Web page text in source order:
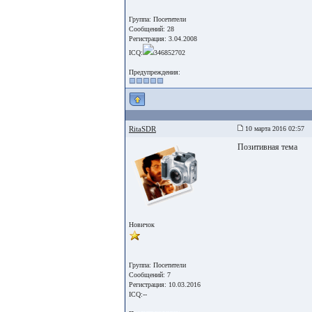
Группа: Посетители
Сообщений: 28
Регистрация: 3.04.2008
ICQ:
346852702
Предупреждения:
RitaSDR 10 марта 2016 02:57
Новичок
Группа: Посетители
Сообщений: 7
Регистрация: 10.03.2016
ICQ:--
Позитивная тема